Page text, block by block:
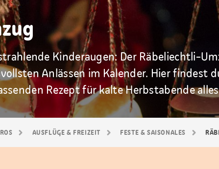
Kinderaugen: Der Räbeliechtli-
Anlässen im Kalender. Hier findest
Rezept für kalte Herbstabende
AUSFLÜGE & FREIZEIT FESTE & SAISONALES